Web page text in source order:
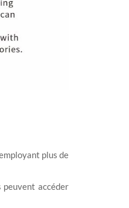
plus de
accéder